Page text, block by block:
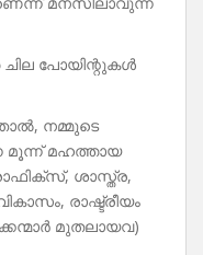
ചില പോയിന്റുകൾ
നമ്മുടെ
മൂന്ന് മഹത്തായ
ശാസ്ത്ര,
രാഷ്ട്രീയം
മുതലായവ)